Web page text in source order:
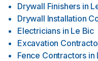
Drywall Finishers in
Drywall Installation
Electricians in Le Bic
Excavation
Fence Contractors in